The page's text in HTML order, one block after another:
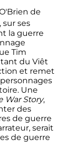
de
, sur ses
la guerre
Tim
du Viêt
et remet
Une
War Story,
des
de guerre
serait
de guerre